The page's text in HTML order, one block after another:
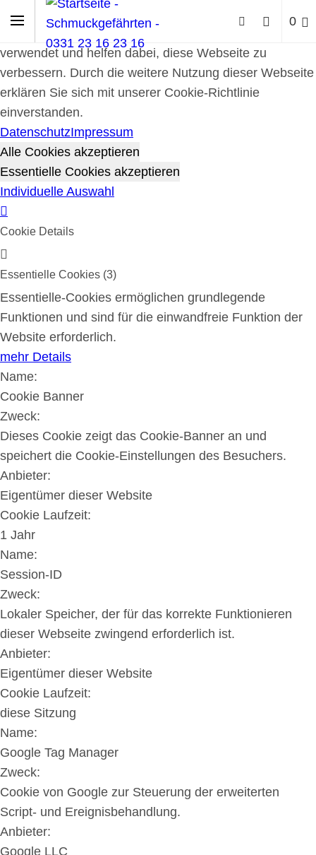
Cookie-Richtlinie
Cookies werden zur Benutzerführung und Webanalyse
verwendet und helfen dabei, diese Webseite zu
verbessern. Durch die weitere Nutzung dieser Webseite
erklären Sie sich mit unserer Cookie-Richtlinie
einverstanden.
DatenschutzImpressum
Alle Cookies akzeptieren
Essentielle Cookies akzeptieren
Individuelle Auswahl
Cookie Details
Essentielle Cookies (3)
Essentielle-Cookies ermöglichen grundlegende
Funktionen und sind für die einwandfreie Funktion der
Website erforderlich.
mehr Details
Name:
Cookie Banner
Zweck:
Dieses Cookie zeigt das Cookie-Banner an und
speichert die Cookie-Einstellungen des Besuchers.
Anbieter:
Eigentümer dieser Website
Cookie Laufzeit:
1 Jahr
Name:
Session-ID
Zweck:
Lokaler Speicher, der für das korrekte Funktionieren
dieser Webseite zwingend erforderlich ist.
Anbieter:
Eigentümer dieser Website
Cookie Laufzeit:
diese Sitzung
Name:
Google Tag Manager
Zweck:
Cookie von Google zur Steuerung der erweiterten
Script- und Ereignisbehandlung.
Anbieter:
Google LLC
0